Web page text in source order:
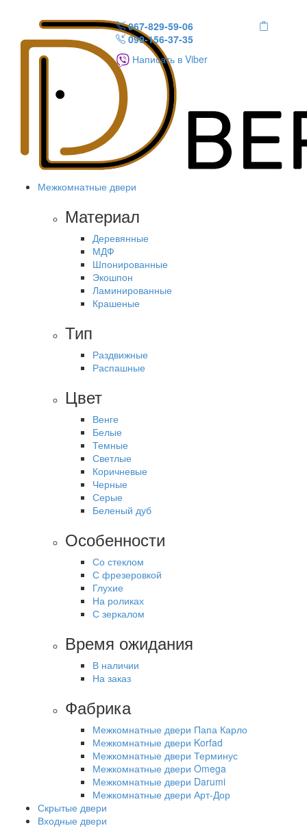
067-829-59-06
099-156-37-35
Написать в Viber
Межкомнатные двери
Материал
Деревянные
МДФ
Шпонированные
Экошпон
Ламинированные
Крашеные
Тип
Раздвижные
Распашные
Цвет
Венге
Белые
Темные
Светлые
Коричневые
Черные
Серые
Беленый дуб
Особенности
Со стеклом
С фрезеровкой
Глухие
На роликах
С зеркалом
Время ожидания
В наличии
На заказ
Фабрика
Межкомнатные двери Папа Карло
Межкомнатные двери Korfad
Межкомнатные двери Терминус
Межкомнатные двери Omega
Межкомнатные двери Darumi
Межкомнатные двери Арт-Дор
Скрытые двери
Входные двери